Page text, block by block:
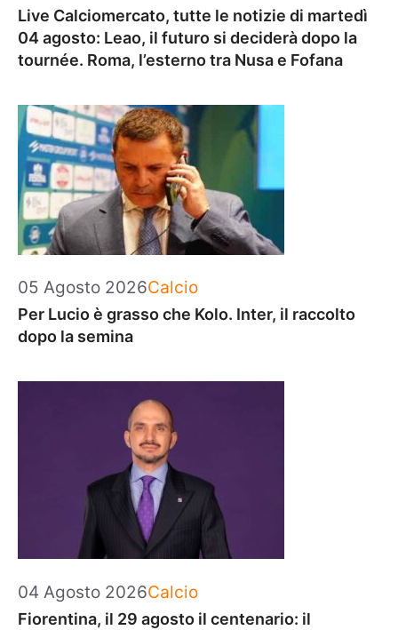
Live Calciomercato, tutte le notizie di martedì
04 agosto: Leao, il futuro si deciderà dopo la
tournée. Roma, l’esterno tra Nusa e Fofana
05 Agosto 2026Categorie
Calcio
Per Lucio è grasso che Kolo. Inter, il raccolto
dopo la semina
04 Agosto 2026Categorie
Calcio
Fiorentina, il 29 agosto il centenario: il